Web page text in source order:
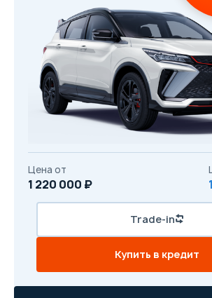
8 800 500-03-23
с 08:00 по 20:00, без
Привольная улица, 2, к5
Перезвоните мне
Цена от
1 220 000 ₽
Trade-in
Купить в кредит